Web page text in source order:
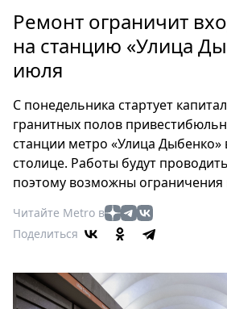
Россия
Мир
Туризм
Мода
Театр
Кино
Афиша
Книги
Пресс-
релизы
Ремонт ограничит
на станцию «Улица
июля
С понедельника стартует
гранитных полов
станции метро «Улица Дыбенко»
столице. Работы будут
поэтому возможны ограничения
Читайте Metro в
Поделиться